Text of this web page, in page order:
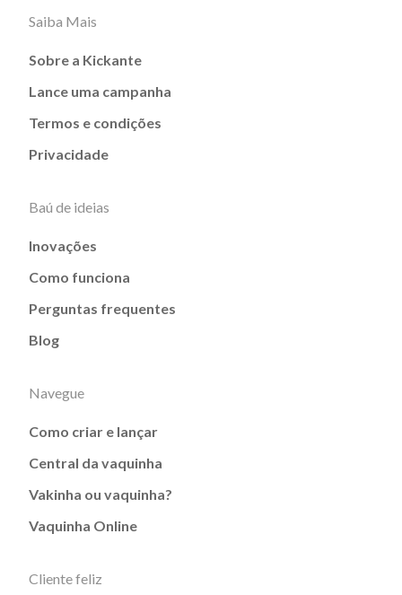
Saiba Mais
Sobre a Kickante
Lance uma campanha
Termos e condições
Privacidade
Baú de ideias
Inovações
Como funciona
Perguntas frequentes
Blog
Navegue
Como criar e lançar
Central da vaquinha
Vakinha ou vaquinha?
Vaquinha Online
Cliente feliz